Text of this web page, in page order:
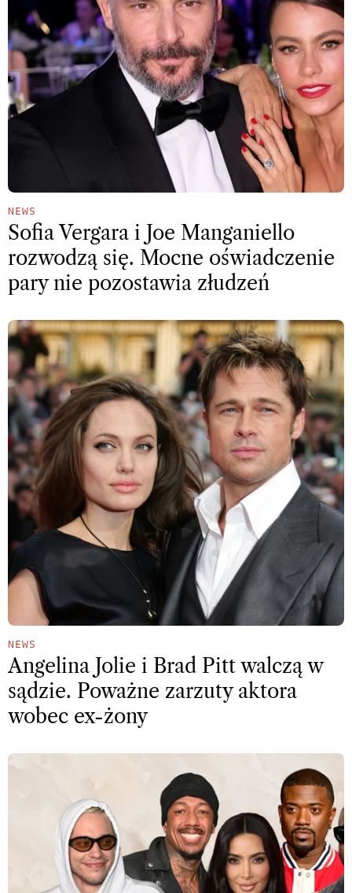
NEWS
Sofia Vergara i Joe Manganiello
rozwodzą się. Mocne oświadczenie
pary nie pozostawia złudzeń
NEWS
Angelina Jolie i Brad Pitt walczą w
sądzie. Poważne zarzuty aktora
wobec ex-żony